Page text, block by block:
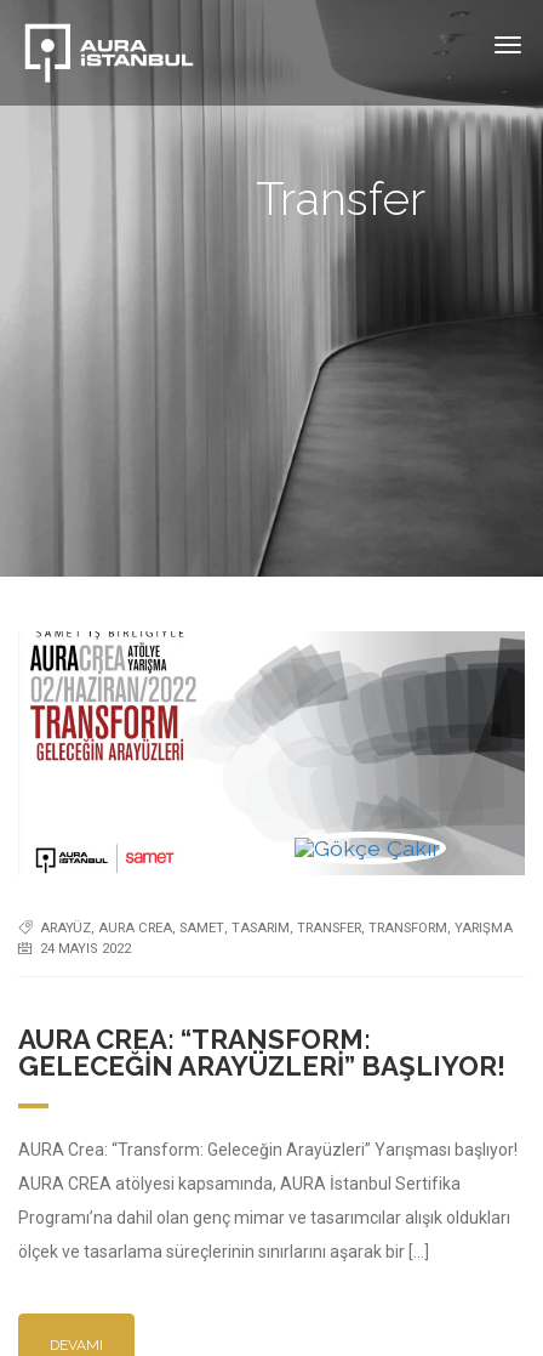
ARAYÜZ AURA CREA SAMET TASARIM TRANSFER TRANSFORM YARIŞMA
24 MAYIS 2022
AURA CREA: “TRANSFORM:
GELECEĞIN ARAYÜZLERI” BAŞLIYOR!
AURA Crea: “Transform: Geleceğin Arayüzleri” Yarışması başlıyor!
AURA CREA atölyesi kapsamında, AURA İstanbul Sertifika
Programı’na dahil olan genç mimar ve tasarımcılar alışık oldukları
ölçek ve tasarlama süreçlerinin sınırlarını aşarak bir […]
DEVAMI